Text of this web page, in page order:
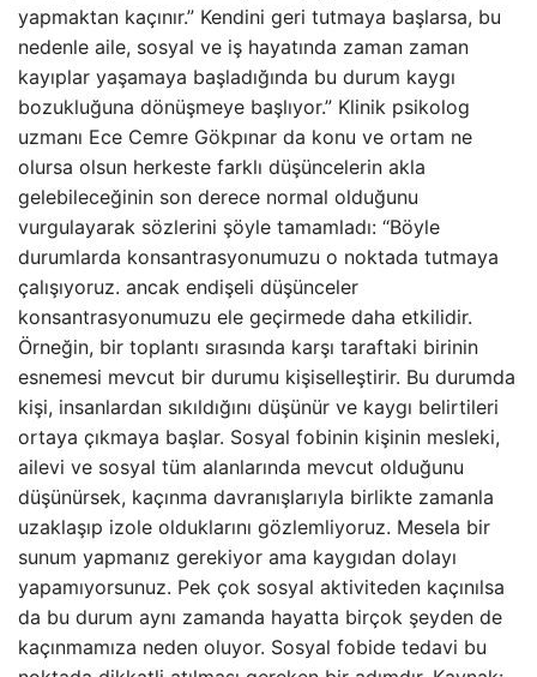
yapmaktan kaçınır.” Kendini geri tutmaya başlarsa, bu
nedenle aile, sosyal ve iş hayatında zaman zaman
kayıplar yaşamaya başladığında bu durum kaygı
bozukluğuna dönüşmeye başlıyor.” Klinik psikolog
uzmanı Ece Cemre Gökpınar da konu ve ortam ne
olursa olsun herkeste farklı düşüncelerin akla
gelebileceğinin son derece normal olduğunu
vurgulayarak sözlerini şöyle tamamladı: “Böyle
durumlarda konsantrasyonumuzu o noktada tutmaya
çalışıyoruz. ancak endişeli düşünceler
konsantrasyonumuzu ele geçirmede daha etkilidir.
Örneğin, bir toplantı sırasında karşı taraftaki birinin
esnemesi mevcut bir durumu kişiselleştirir. Bu durumda
kişi, insanlardan sıkıldığını düşünür ve kaygı belirtileri
ortaya çıkmaya başlar. Sosyal fobinin kişinin mesleki,
ailevi ve sosyal tüm alanlarında mevcut olduğunu
düşünürsek, kaçınma davranışlarıyla birlikte zamanla
uzaklaşıp izole olduklarını gözlemliyoruz. Mesela bir
sunum yapmanız gerekiyor ama kaygıdan dolayı
yapamıyorsunuz. Pek çok sosyal aktiviteden kaçınılsa
da bu durum aynı zamanda hayatta birçok şeyden de
kaçınmamıza neden oluyor. Sosyal fobide tedavi bu